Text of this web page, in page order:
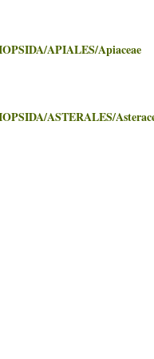
APIALES/Apiaceae
ASTERALES/